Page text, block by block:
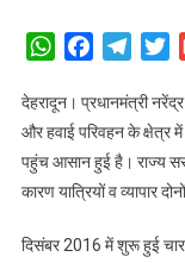
WhatsAppFacebook
देहरादून। प्रधानमंत्री
और हवाई परिवहन के
पहुंच आसान हुई है। राज्य
कारण यात्रियों व व्यापार
दिसंबर 2016 में शुरू हुई